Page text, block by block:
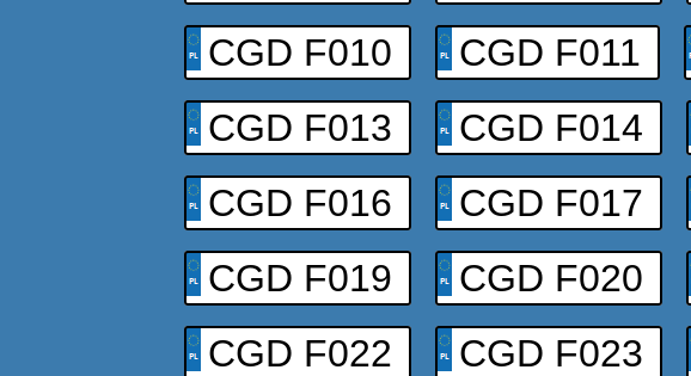
CGD F010
CGD F011
CGD F013
CGD F014
CGD F016
CGD F017
CGD F019
CGD F020
CGD F022
CGD F023